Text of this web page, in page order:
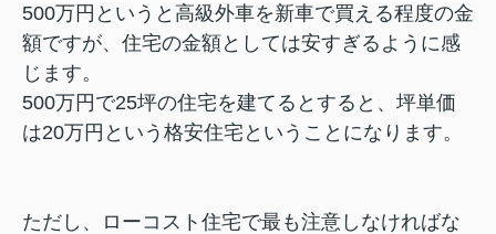
500万円というと高級外車を新車で買える程度の金
額ですが、住宅の金額としては安すぎるように感
じます。
500万円で25坪の住宅を建てるとすると、坪単価
は20万円という格安住宅ということになります。
ただし、ローコスト住宅で最も注意しなければな